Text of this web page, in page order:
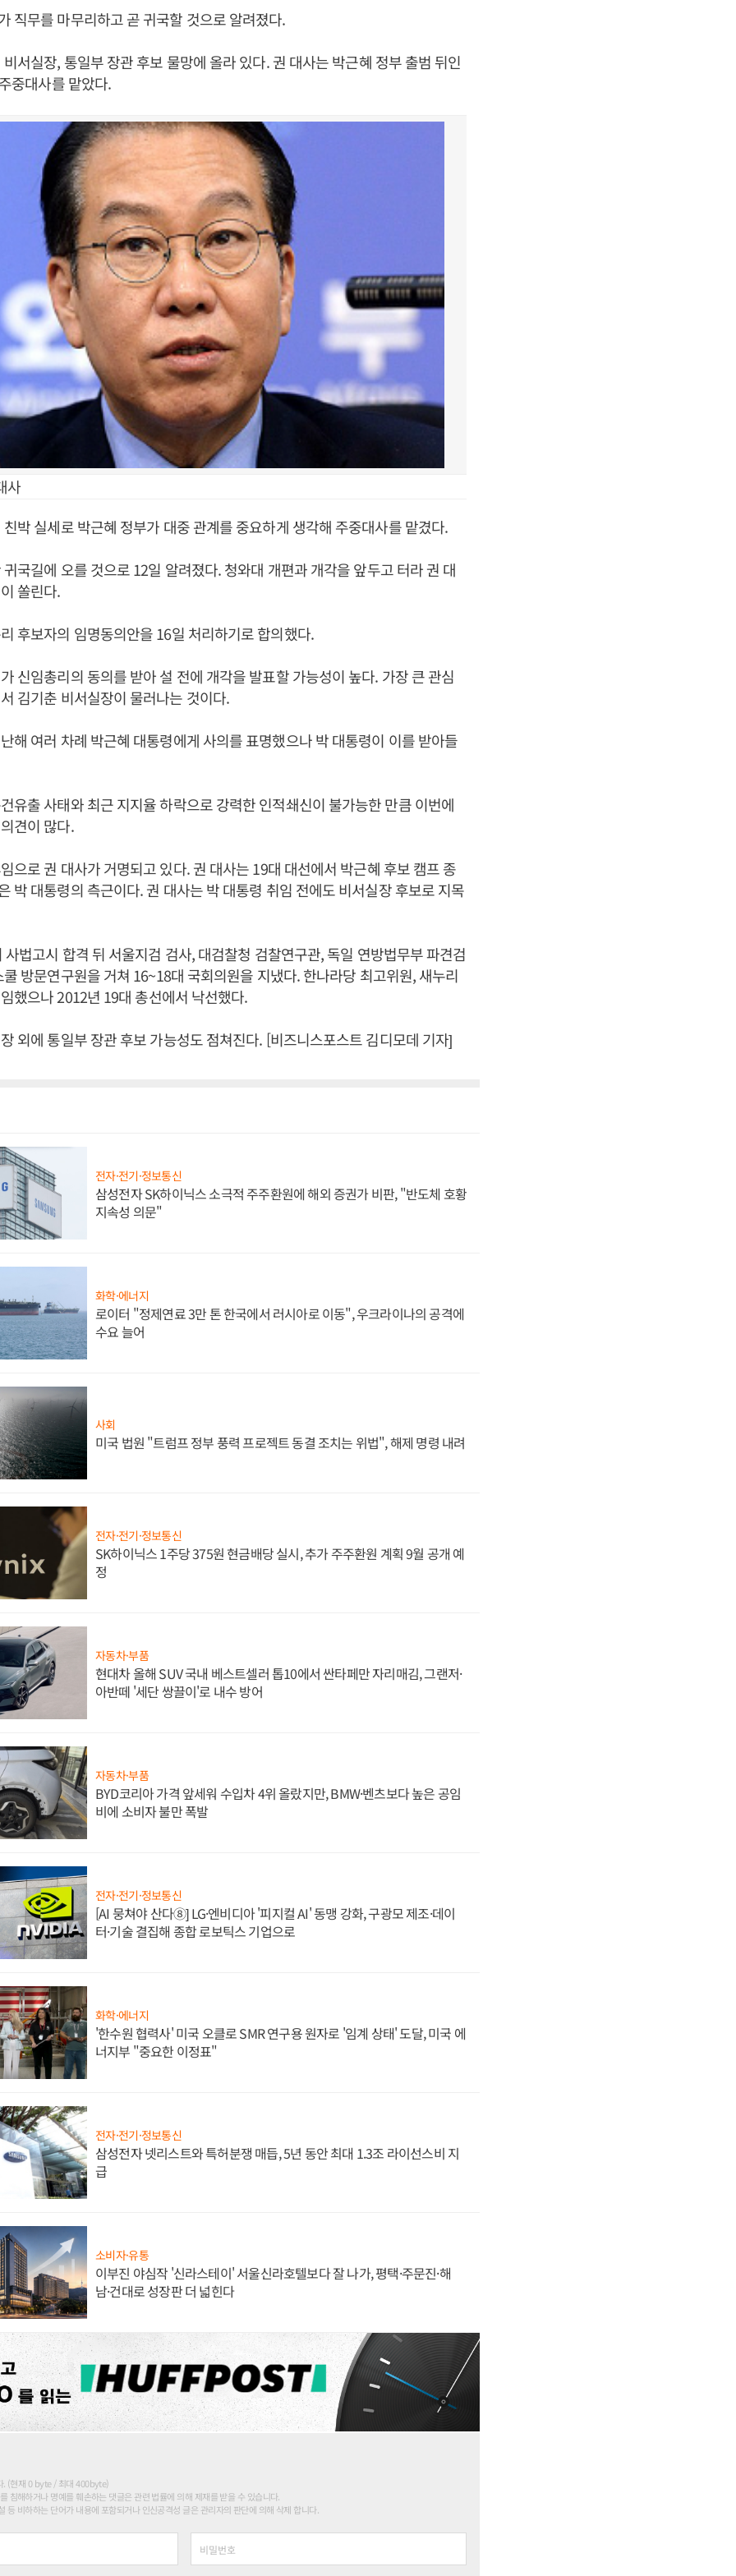
직무를 마무리하고 곧 귀국할 것으로 알려졌다.
서실장, 통일부 장관 후보 물망에 올라 있다. 권 대사는 박근혜 정부 출범 뒤인
중대사를 맡았다.
사
박 실세로 박근혜 정부가 대중 관계를 중요하게 생각해 주중대사를 맡겼다.
국길에 오를 것으로 12일 알려졌다. 청와대 개편과 개각을 앞두고 터라 권 대
쏠린다.
후보자의 임명동의안을 16일 처리하기로 합의했다.
신임총리의 동의를 받아 설 전에 개각을 발표할 가능성이 높다. 가장 큰 관심
김기춘 비서실장이 물러나는 것이다.
해 여러 차례 박근혜 대통령에게 사의를 표명했으나 박 대통령이 이를 받아들
유출 사태와 최근 지지율 하락으로 강력한 인적쇄신이 불가능한 만큼 이번에
견이 많다.
으로 권 대사가 거명되고 있다. 권 대사는 19대 대선에서 박근혜 후보 캠프 종
박 대통령의 측근이다. 권 대사는 박 대통령 취임 전에도 비서실장 후보로 지목
법고시 합격 뒤 서울지검 검사, 대검찰청 검찰연구관, 독일 연방법무부 파견검
방문연구원을 거쳐 16~18대 국회의원을 지냈다. 한나라당 최고위원, 새누리
했으나 2012년 19대 총선에서 낙선했다.
외에 통일부 장관 후보 가능성도 점쳐진다. [비즈니스포스트 김디모데 기자]
전자·전기·정보통신
삼성전자 SK하이닉스 소극적 주주환원에 해외 증권가 비판, "반도체 호황
지속성 의문"
화학·에너지
로이터 "정제연료 3만 톤 한국에서 러시아로 이동", 우크라이나의 공격에
수요 늘어
사회
미국 법원 "트럼프 정부 풍력 프로젝트 동결 조치는 위법", 해제 명령 내려
전자·전기·정보통신
SK하이닉스 1주당 375원 현금배당 실시, 추가 주주환원 계획 9월 공개 예
정
자동차·부품
현대차 올해 SUV 국내 베스트셀러 톱10에서 싼타페만 자리매김, 그랜저·
아반떼 '세단 쌍끌이'로 내수 방어
자동차·부품
BYD코리아 가격 앞세워 수입차 4위 올랐지만, BMW·벤츠보다 높은 공임
비에 소비자 불만 폭발
전자·전기·정보통신
[AI 뭉쳐야 산다⑧] LG·엔비디아 '피지컬 AI' 동맹 강화, 구광모 제조·데이
터·기술 결집해 종합 로보틱스 기업으로
화학·에너지
'한수원 협력사' 미국 오클로 SMR 연구용 원자로 '임계 상태' 도달, 미국 에
너지부 "중요한 이정표"
전자·전기·정보통신
삼성전자 넷리스트와 특허분쟁 매듭, 5년 동안 최대 1.3조 라이선스비 지
급
소비자·유통
이부진 야심작 '신라스테이' 서울신라호텔보다 잘 나가, 평택·주문진·해
남·건대로 성장판 더 넓힌다
. (현재 0 byte / 최대 400byte)
침해하거나 명예를 훼손하는 댓글은 관련 법률에 의해 제재를 받을 수 있습니다.
등 비하하는 단어가 내용에 포함되거나 인신공격성 글은 관리자의 판단에 의해 삭제 합니다.